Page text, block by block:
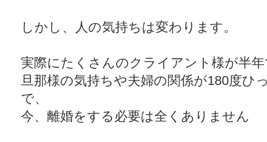
しかし、人の気持ちは変わります。
実際にたくさんのクライアント様が半
旦那様の気持ちや夫婦の関係が180度ひ
で、
今、離婚をする必要は全くありません